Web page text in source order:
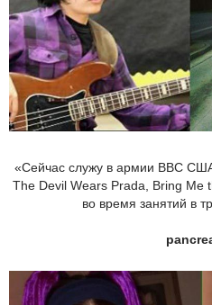
«Сейчас служу в армии ВВС
The Devil Wears Prada, Bring Me
во время занятий в